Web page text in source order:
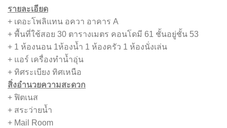
รายละเอียด
+ เดอะโพลิแทน อควา อาคาร A
+ พื้นที่ใช้สอย 30 ตารางเมตร คอนโดมี 61 ชั้นอยู่ชั้น 53
+ 1 ห้องนอน 1ห้องน้ำ 1 ห้องครัว 1 ห้องนั่งเล่น
+ แอร์ เครื่องทำน้ำอุ่น
+ ทิศระเบียง ทิศเหนือ
สิ่งอำนวยความสะดวก
+ ฟิตเนส
+ สระว่ายน้ำ
+ Mail Room